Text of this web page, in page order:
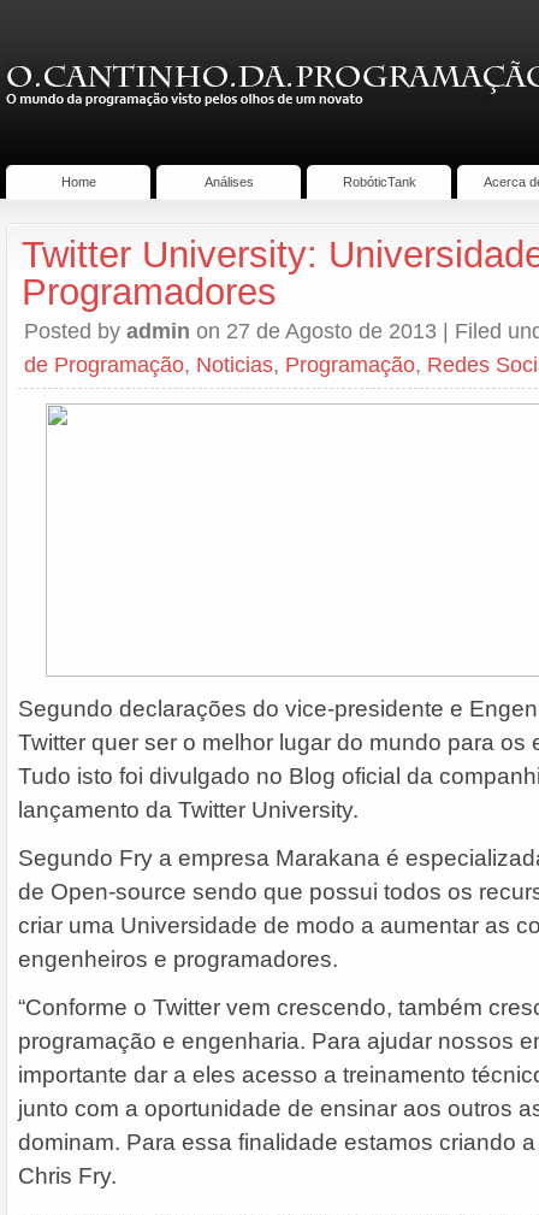
Home Análises RobóticTank Acerca
Twitter University:
Programadores
Posted by admin on 27 de Agosto de 2013 | Filed
de Programação, Noticias, Programação, Redes
Segundo declarações do vice-presidente e
Twitter quer ser o melhor lugar do mundo para os
Tudo isto foi divulgado no Blog oficial da
lançamento da Twitter University.
Segundo Fry a empresa Marakana é
de Open-source sendo que possui todos os
criar uma Universidade de modo a aumentar as
engenheiros e programadores.
“Conforme o Twitter vem crescendo, também
programação e engenharia. Para ajudar nossos
importante dar a eles acesso a treinamento
junto com a oportunidade de ensinar aos outros
dominam. Para essa finalidade estamos criando
Chris Fry.